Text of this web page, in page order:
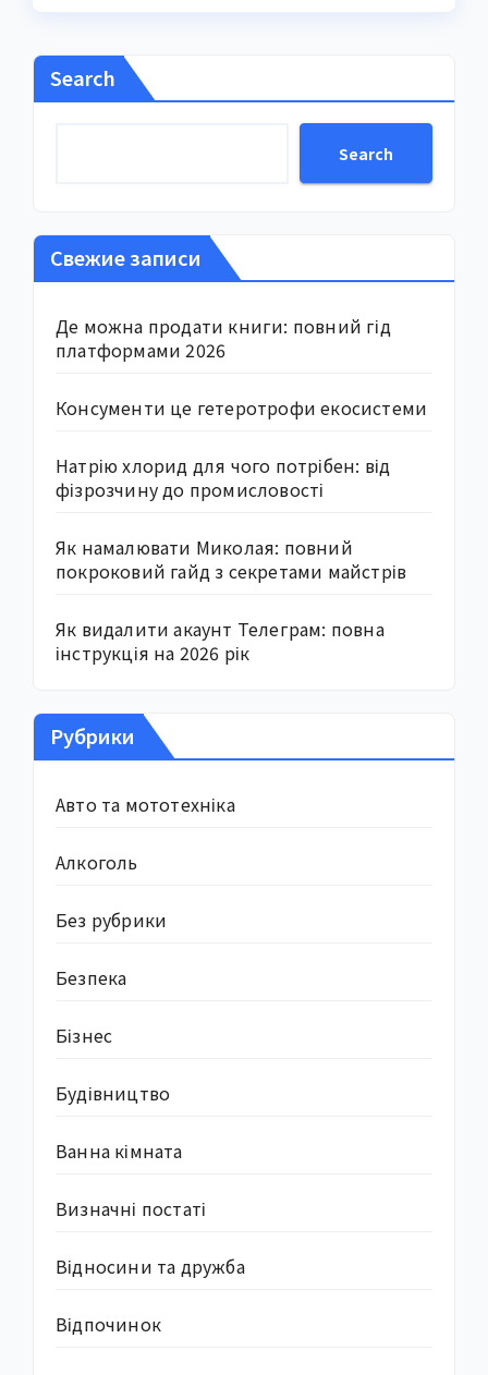
Search
Search
Свежие записи
Де можна продати книги: повний гід
платформами 2026
Консументи це гетеротрофи екосистеми
Натрію хлорид для чого потрібен: від
фізрозчину до промисловості
Як намалювати Миколая: повний
покроковий гайд з секретами майстрів
Як видалити акаунт Телеграм: повна
інструкція на 2026 рік
Рубрики
Авто та мототехніка
Алкоголь
Без рубрики
Безпека
Бізнес
Будівництво
Ванна кімната
Визначні постаті
Відносини та дружба
Відпочинок